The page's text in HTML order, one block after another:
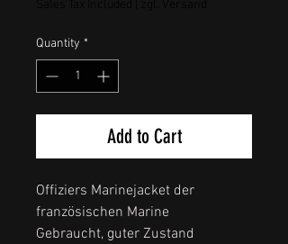
Quantity *
Add to Cart
Offiziers Marinejacket der
französischen Marine
Gebraucht, guter Zustand